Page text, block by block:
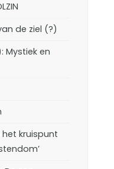
de ziel (?)
Mystiek en
het kruispunt